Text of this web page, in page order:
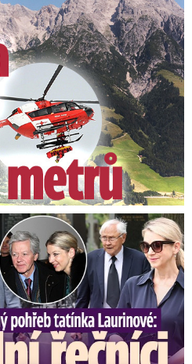
Rozbrečeli i dceru